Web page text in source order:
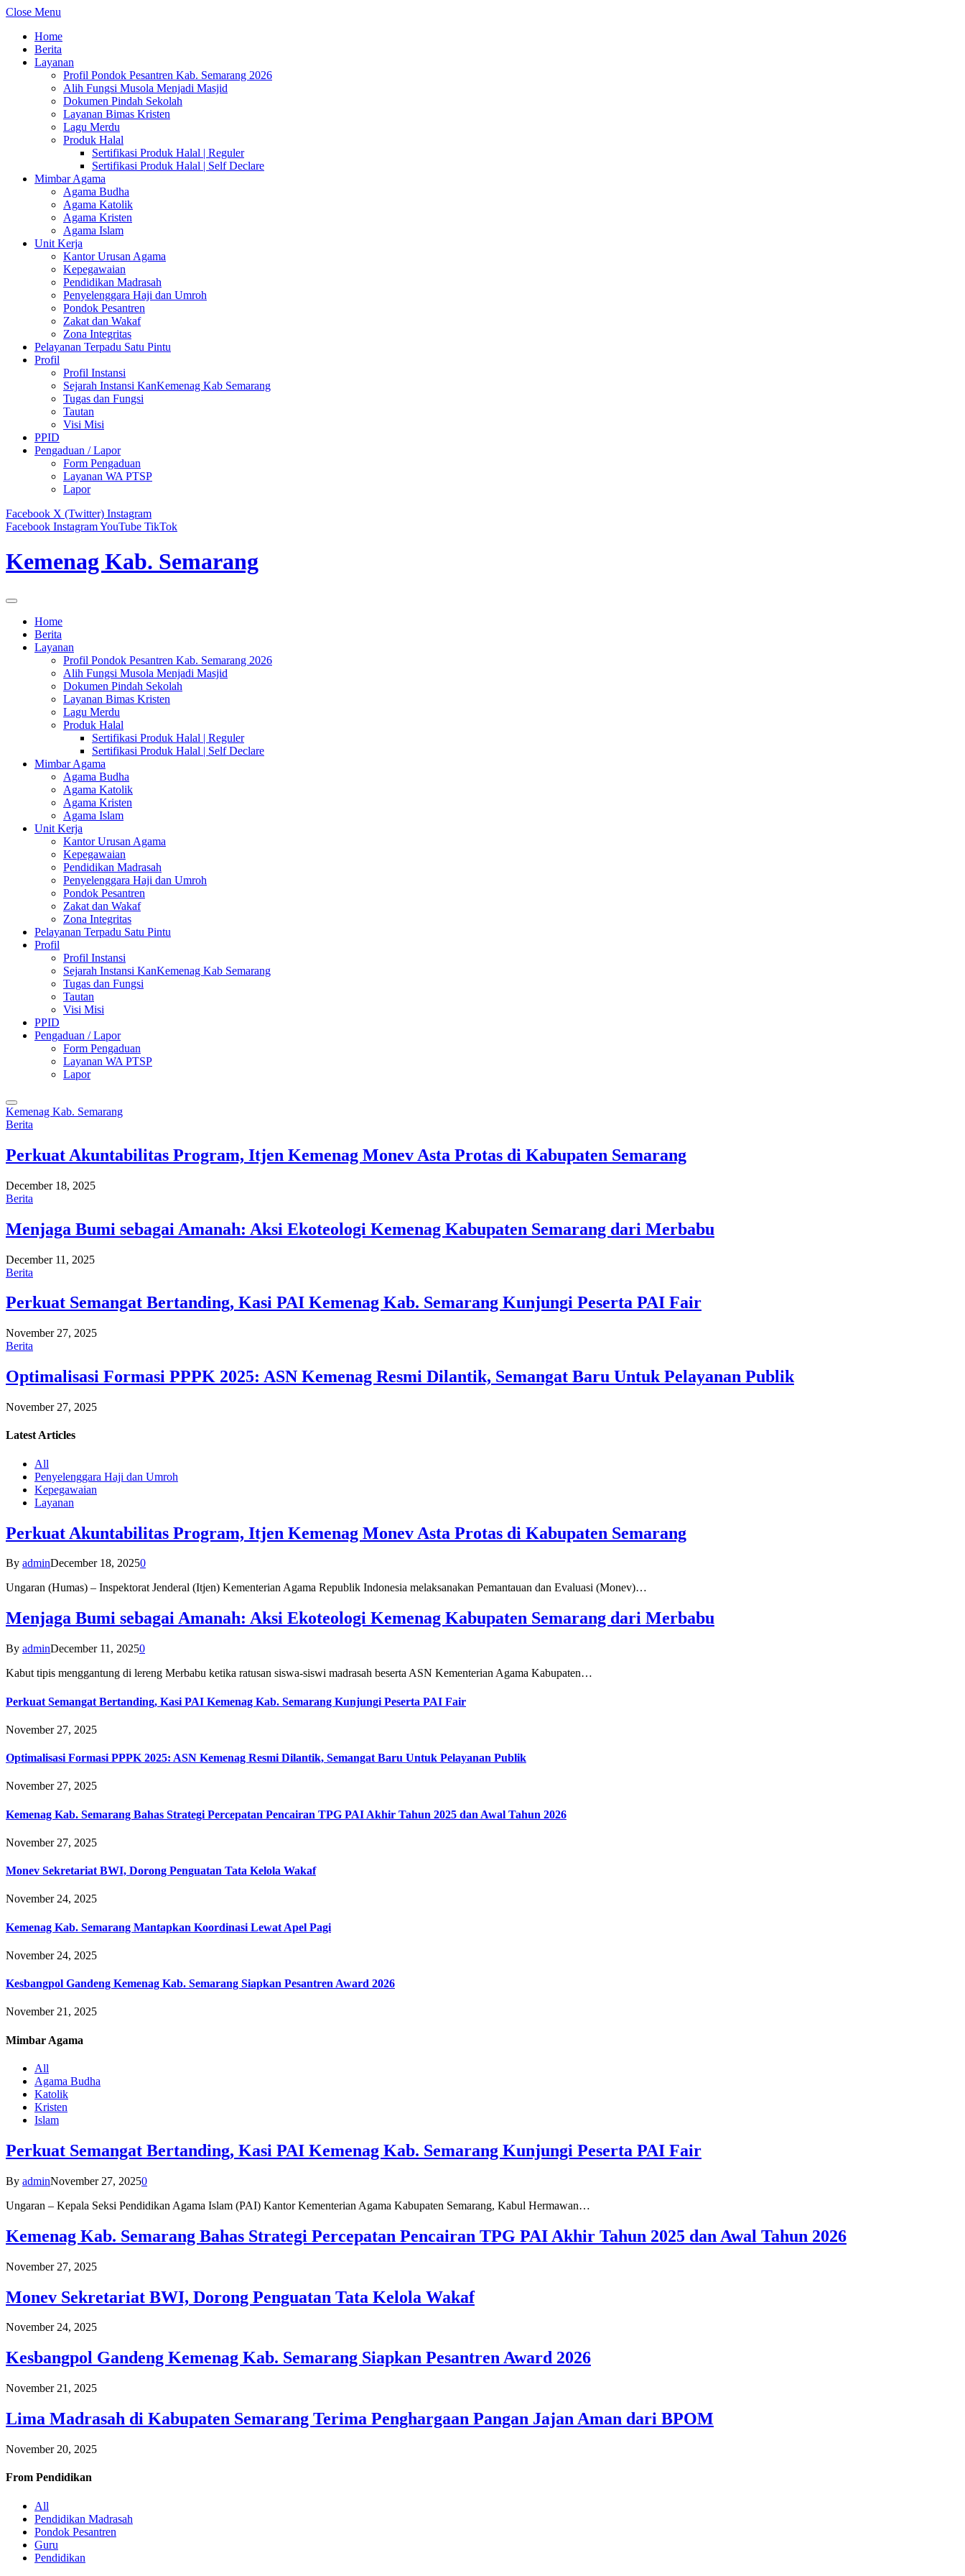
Close Menu
Home
Berita
Layanan
Profil Pondok Pesantren Kab. Semarang 2026
Alih Fungsi Musola Menjadi Masjid
Dokumen Pindah Sekolah
Layanan Bimas Kristen
Lagu Merdu
Produk Halal
Sertifikasi Produk Halal | Reguler
Sertifikasi Produk Halal | Self Declare
Mimbar Agama
Agama Budha
Agama Katolik
Agama Kristen
Agama Islam
Unit Kerja
Kantor Urusan Agama
Kepegawaian
Pendidikan Madrasah
Penyelenggara Haji dan Umroh
Pondok Pesantren
Zakat dan Wakaf
Zona Integritas
Pelayanan Terpadu Satu Pintu
Profil
Profil Instansi
Sejarah Instansi KanKemenag Kab Semarang
Tugas dan Fungsi
Tautan
Visi Misi
PPID
Pengaduan / Lapor
Form Pengaduan
Layanan WA PTSP
Lapor
Facebook X (Twitter) Instagram
Facebook InstagramYouTube TikTok
Kemenag Kab. Semarang
Home
Berita
Layanan
Profil Pondok Pesantren Kab. Semarang 2026
Alih Fungsi Musola Menjadi Masjid
Dokumen Pindah Sekolah
Layanan Bimas Kristen
Lagu Merdu
Produk Halal
Sertifikasi Produk Halal | Reguler
Sertifikasi Produk Halal | Self Declare
Mimbar Agama
Agama Budha
Agama Katolik
Agama Kristen
Agama Islam
Unit Kerja
Kantor Urusan Agama
Kepegawaian
Pendidikan Madrasah
Penyelenggara Haji dan Umroh
Pondok Pesantren
Zakat dan Wakaf
Zona Integritas
Pelayanan Terpadu Satu Pintu
Profil
Profil Instansi
Sejarah Instansi KanKemenag Kab Semarang
Tugas dan Fungsi
Tautan
Visi Misi
PPID
Pengaduan / Lapor
Form Pengaduan
Layanan WA PTSP
Lapor
Kemenag Kab. Semarang
Berita
Perkuat Akuntabilitas Program, Itjen Kemenag Monev Asta Protas di Kabupaten Semarang
December 18, 2025
Berita
Menjaga Bumi sebagai Amanah: Aksi Ekoteologi Kemenag Kabupaten Semarang dari Merbabu
December 11, 2025
Berita
Perkuat Semangat Bertanding, Kasi PAI Kemenag Kab. Semarang Kunjungi Peserta PAI Fair
November 27, 2025
Berita
Optimalisasi Formasi PPPK 2025: ASN Kemenag Resmi Dilantik, Semangat Baru Untuk Pelayanan Publik
November 27, 2025
Latest Articles
All
Penyelenggara Haji dan Umroh
Kepegawaian
Layanan
Perkuat Akuntabilitas Program, Itjen Kemenag Monev Asta Protas di Kabupaten Semarang
By adminDecember 18, 20250
Ungaran (Humas) – Inspektorat Jenderal (Itjen) Kementerian Agama Republik Indonesia melaksanakan Pemantauan dan Evaluasi (Monev)…
Menjaga Bumi sebagai Amanah: Aksi Ekoteologi Kemenag Kabupaten Semarang dari Merbabu
By adminDecember 11, 20250
Kabut tipis menggantung di lereng Merbabu ketika ratusan siswa-siswi madrasah beserta ASN Kementerian Agama Kabupaten…
Perkuat Semangat Bertanding, Kasi PAI Kemenag Kab. Semarang Kunjungi Peserta PAI Fair
November 27, 2025
Optimalisasi Formasi PPPK 2025: ASN Kemenag Resmi Dilantik, Semangat Baru Untuk Pelayanan Publik
November 27, 2025
Kemenag Kab. Semarang Bahas Strategi Percepatan Pencairan TPG PAI Akhir Tahun 2025 dan Awal Tahun 2026
November 27, 2025
Monev Sekretariat BWI, Dorong Penguatan Tata Kelola Wakaf
November 24, 2025
Kemenag Kab. Semarang Mantapkan Koordinasi Lewat Apel Pagi
November 24, 2025
Kesbangpol Gandeng Kemenag Kab. Semarang Siapkan Pesantren Award 2026
November 21, 2025
Mimbar Agama
All
Agama Budha
Katolik
Kristen
Islam
Perkuat Semangat Bertanding, Kasi PAI Kemenag Kab. Semarang Kunjungi Peserta PAI Fair
By adminNovember 27, 20250
Ungaran – Kepala Seksi Pendidikan Agama Islam (PAI) Kantor Kementerian Agama Kabupaten Semarang, Kabul Hermawan…
Kemenag Kab. Semarang Bahas Strategi Percepatan Pencairan TPG PAI Akhir Tahun 2025 dan Awal Tahun 2026
November 27, 2025
Monev Sekretariat BWI, Dorong Penguatan Tata Kelola Wakaf
November 24, 2025
Kesbangpol Gandeng Kemenag Kab. Semarang Siapkan Pesantren Award 2026
November 21, 2025
Lima Madrasah di Kabupaten Semarang Terima Penghargaan Pangan Jajan Aman dari BPOM
November 20, 2025
From Pendidikan
All
Pendidikan Madrasah
Pondok Pesantren
Guru
Pendidikan